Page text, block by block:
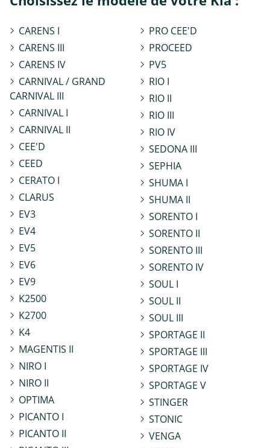
CARENS I
CARENS III
CARENS IV
CARNIVAL / GRAND
CARNIVAL III
CARNIVAL I
CARNIVAL II
CEE'D
CEED
CERATO I
CLARUS
EV3
EV4
EV5
EV6
EV9
K2500
K2700
K4
MAGENTIS II
NIRO I
NIRO II
OPTIMA
PICANTO I
PICANTO II
PRO CEE'D
PROCEED
PV5
RIO I
RIO II
RIO III
RIO IV
SEDONA III
SEPHIA
SHUMA I
SHUMA II
SORENTO I
SORENTO II
SORENTO III
SORENTO IV
SOUL I
SOUL II
SOUL III
SPORTAGE II
SPORTAGE III
SPORTAGE IV
SPORTAGE V
STINGER
STONIC
VENGA